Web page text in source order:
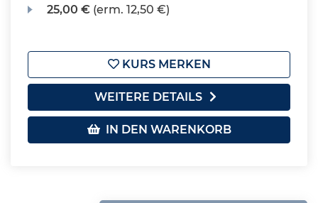
25,00 € (erm. 12,50 €)
KURS MERKEN
WEITERE DETAILS
IN DEN WARENKORB